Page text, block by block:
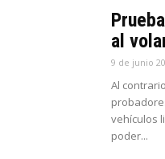
al
9 de junio
Al
vehículos
poder...